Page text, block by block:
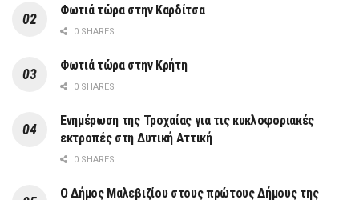
Φωτιά τώρα στην Καρδίτσα
0 SHARES
Φωτιά τώρα στην Κρήτη
0 SHARES
Ενημέρωση της Τροχαίας για τις κυκλοφοριακές
εκτροπές στη Δυτική Αττική
0 SHARES
Ο Δήμος Μαλεβιζίου στους πρώτους Δήμους της